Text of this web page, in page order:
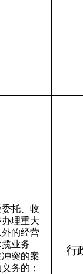
托、收
理重大
的经营
业务
突的案
务的；
行